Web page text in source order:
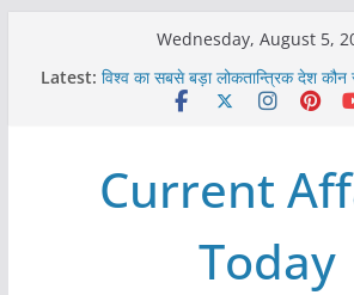
Wednesday, August 5,
Latest: विश्व का सबसे बड़ा लोकतान्त्रिक देश कौन
Refeeding Syndrome and its
विश्व में कितने प्रकार के शासन होते है?
Current
Today